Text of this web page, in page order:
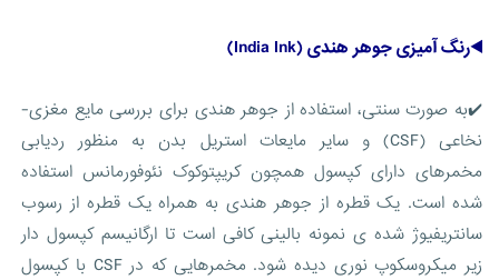
◀️رنگ آمیزی جوهر هندی (India Ink)
✔️به صورت سنتی، استفاده از جوهر هندی برای بررسی مایع مغزی-
نخاعی (CSF) و سایر مایعات استریل بدن به منظور ردیابی
مخمرهای دارای کپسول همچون کریپتوکوک نئوفورمانس استفاده
شده است. یک قطره از جوهر هندی به همراه یک قطره از رسوب
سانتریفیوژ شده ی نمونه بالینی کافی است تا ارگانیسم کپسول دار
زیر میکروسکوپ نوری دیده شود. مخمرهایی که در CSF با کپسول